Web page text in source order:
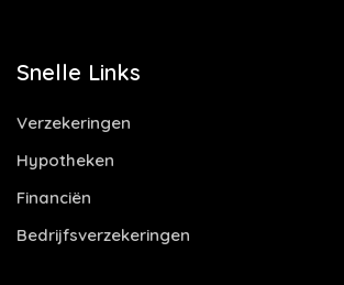
Snelle Links
Verzekeringen
Hypotheken
Financiën
Bedrijfsverzekeringen